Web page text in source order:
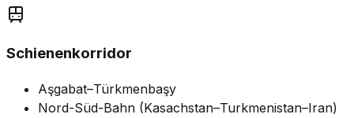
Schienenkorridor
Aşgabat–Türkmenbaşy
Nord-Süd-Bahn (Kasachstan–Turkmenistan–Iran)